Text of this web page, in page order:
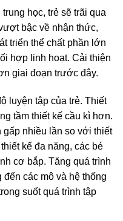
học, trẻ sẽ trãi qua
bậc về nhận thức,
triển thể chất phần lớn
hợp linh hoạt. Cải thiện
giai đoạn trước đây.
luyện tập của trẻ. Thiết
tầm thiết kế cầu kì hơn.
gấp nhiều lần so với thiết
kế đa năng, các bé
cơ bắp. Tăng quá trình
các mô và hệ thống
suốt quá trình tập